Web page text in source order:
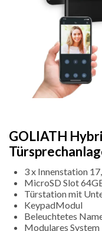
GOLIATH
3 x Innenstation
MicroSD Slot
Türstation mit
KeypadModul
Beleuchtetes
Modulares System